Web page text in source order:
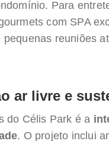
Para
com SPA
pequenas reuniões
ar livre e
do Célis Park é a
. O projeto inclui